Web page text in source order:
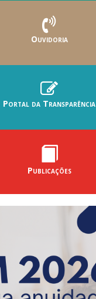
Ouvidoria
Portal da Transparência
Publicações